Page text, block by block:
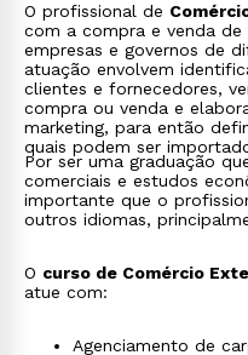
O profissional de
com a compra e venda
empresas e governos de
atuação envolvem
clientes e fornecedores,
compra ou venda e
marketing, para então
quais podem ser
Por ser uma graduação
comerciais e estudos
importante que o
outros idiomas,
O curso de Comércio
atue com:
Agenciamento de